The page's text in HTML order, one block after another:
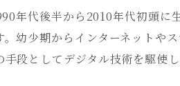
年代後半から2010年代初頭に
。幼少期からインターネットや
段としてデジタル技術を駆使し